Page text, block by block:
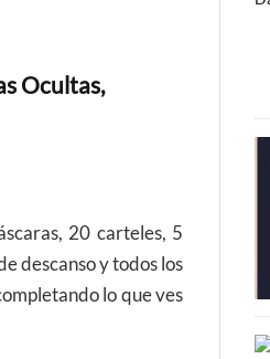
Ocultas,
20 carteles, 5
descanso y todos los
lo que ves